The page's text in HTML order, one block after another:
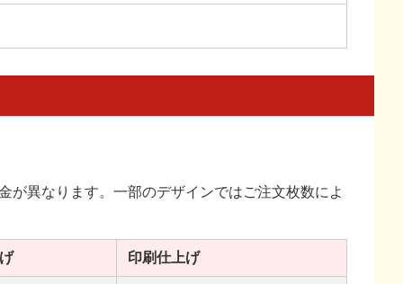
が異なります。一部のデザインではご注文枚数によ
印刷仕上げ